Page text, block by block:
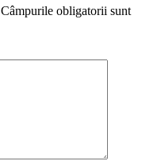
Câmpurile obligatorii sunt